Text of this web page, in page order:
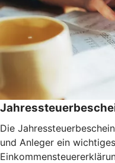
Die
und Anleger ein